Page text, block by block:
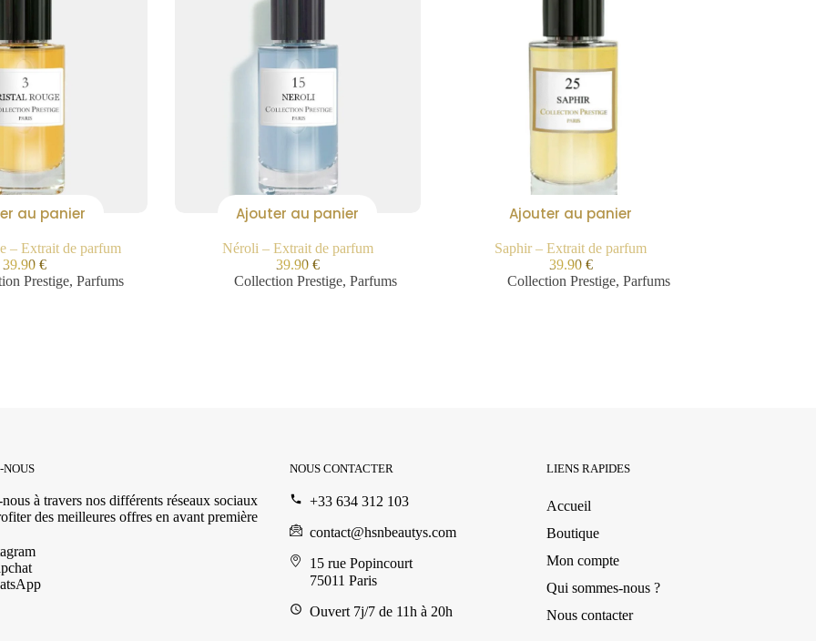
au panier
– Extrait de parfum
39.90 €
Prestige,Parfums
Ajouter au panier
Néroli – Extrait de parfum
39.90 €
Collection Prestige,Parfums
Ajouter au panier
Saphir – Extrait de parfum
39.90 €
Collection Prestige,Parfums
à travers nos différents réseaux sociaux
des meilleures offres en avant première
NOUS CONTACTER
+33 634 312 103
contact@hsnbeautys.com
15 rue Popincourt
75011 Paris
Ouvert 7j/7 de 11h à 20h
LIENS RAPIDES
Accueil
Boutique
Mon compte
Qui sommes-nous ?
Nous contacter